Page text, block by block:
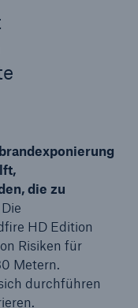
die zu
Die
HD Edition
Risiken für
Metern.
durchführen